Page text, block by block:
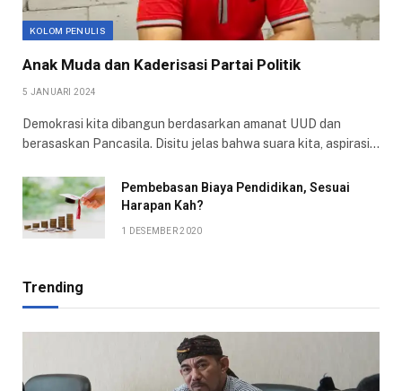
KOLOM PENULIS
Anak Muda dan Kaderisasi Partai Politik
5 JANUARI 2024
Demokrasi kita dibangun berdasarkan amanat UUD dan
berasaskan Pancasila. Disitu jelas bahwa suara kita, aspirasi…
Pembebasan Biaya Pendidikan, Sesuai
Harapan Kah?
1 DESEMBER 2020
Trending